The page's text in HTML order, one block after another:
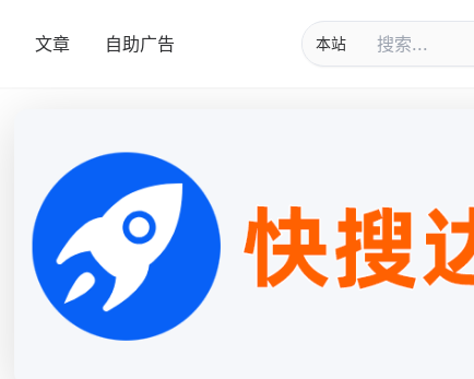
文章 自助广告